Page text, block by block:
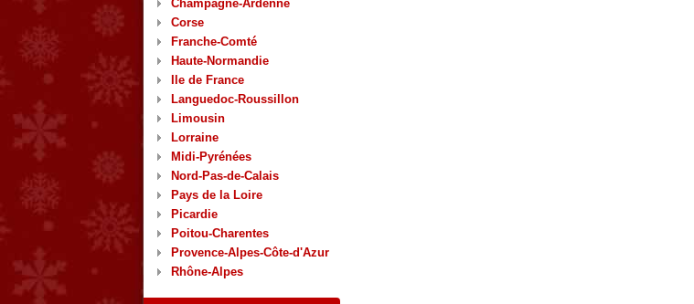
Champagne-Ardenne
Corse
Franche-Comté
Haute-Normandie
Ile de France
Languedoc-Roussillon
Limousin
Lorraine
Midi-Pyrénées
Nord-Pas-de-Calais
Pays de la Loire
Picardie
Poitou-Charentes
Provence-Alpes-Côte-d'Azur
Rhône-Alpes